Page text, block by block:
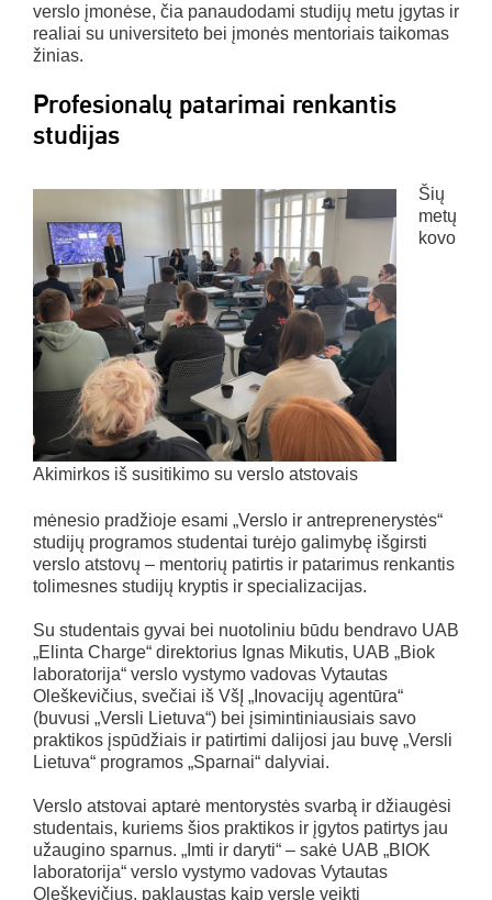
verslo įmonėse, čia panaudodami studijų metu įgytas ir
realiai su universiteto bei įmonės mentoriais taikomas
žinias.
Profesionalų patarimai renkantis
studijas
Akimirkos iš susitikimo su verslo atstovais
Šių
metų
kovo
mėnesio pradžioje esami „Verslo ir antreprenerystės“
studijų programos studentai turėjo galimybę išgirsti
verslo atstovų – mentorių patirtis ir patarimus renkantis
tolimesnes studijų kryptis ir specializacijas.
Su studentais gyvai bei nuotoliniu būdu bendravo UAB
„Elinta Charge“ direktorius Ignas Mikutis, UAB „Biok
laboratorija“ verslo vystymo vadovas Vytautas
Oleškevičius, svečiai iš VšĮ „Inovacijų agentūra“
(buvusi „Versli Lietuva“) bei įsimintiniausiais savo
praktikos įspūdžiais ir patirtimi dalijosi jau buvę „Versli
Lietuva“ programos „Sparnai“ dalyviai.
Verslo atstovai aptarė mentorystės svarbą ir džiaugėsi
studentais, kuriems šios praktikos ir įgytos patirtys jau
užaugino sparnus. „Imti ir daryti“ – sakė UAB „BIOK
laboratorija“ verslo vystymo vadovas Vytautas
Oleškevičius, paklaustas kaip versle veikti